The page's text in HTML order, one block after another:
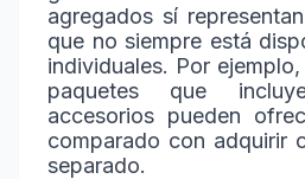
agregados sí
que no siempre está
individuales. Por
paquetes que
accesorios pueden
comparado con adquirir
separado.